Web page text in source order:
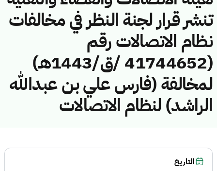
تنشر قرار لجنة النظر في مخالفات
نظام الاتصالات رقم
(41744652 /ق/1443هـ)
لمخالفة (فارس علي بن عبدالله
الراشد) لنظام الاتصالات
التاريخ